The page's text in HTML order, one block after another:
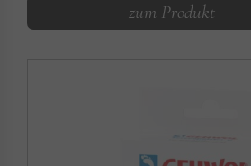
zum Produkt